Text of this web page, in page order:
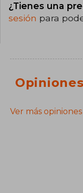
¿Tienes una
sesión para
Ver más